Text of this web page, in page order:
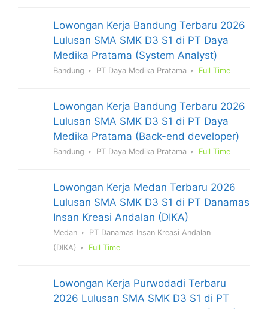
Lowongan Kerja Bandung Terbaru 2026
Lulusan SMA SMK D3 S1 di PT Daya
Medika Pratama (System Analyst)
Bandung PT Daya Medika Pratama Full Time
Lowongan Kerja Bandung Terbaru 2026
Lulusan SMA SMK D3 S1 di PT Daya
Medika Pratama (Back-end developer)
Bandung PT Daya Medika Pratama Full Time
Lowongan Kerja Medan Terbaru 2026
Lulusan SMA SMK D3 S1 di PT Danamas
Insan Kreasi Andalan (DIKA)
Medan
PT Danamas Insan Kreasi Andalan
(DIKA)
Full Time
Lowongan Kerja Purwodadi Terbaru
2026 Lulusan SMA SMK D3 S1 di PT